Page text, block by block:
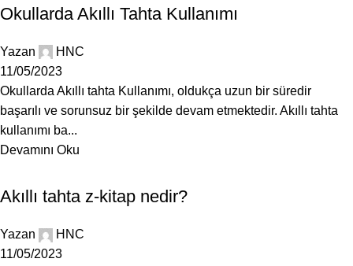
Okullarda Akıllı Tahta Kullanımı
Yazan
HNC
11/05/2023
Okullarda Akıllı tahta Kullanımı, oldukça uzun bir süredir
başarılı ve sorunsuz bir şekilde devam etmektedir. Akıllı tahta
kullanımı ba...
Devamını Oku
Akıllı tahta z-kitap nedir?
Yazan
HNC
11/05/2023